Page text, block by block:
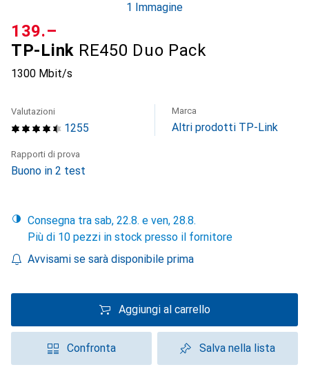
1 Immagine
TP-Link RE450 Duo Pack
1300 Mbit/s
CHF
139.–
1255
Valutazioni Marca
Altri prodotti TP-Link
Rapporti di prova
Buono in 2 test
Consegna tra sab, 22.8. e ven, 28.8.
Più di 10 pezzi in stock presso il fornitore
Avvisami se sarà disponibile prima
Aggiungi al carrello
Confronta Salva nella lista